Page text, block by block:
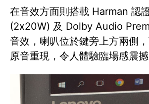
在音效方面則搭載 Harman 認
(2x20W) 及 Dolby Audio
音效，喇叭位於鍵旁上方兩側
原音重現，令人體驗臨場感震